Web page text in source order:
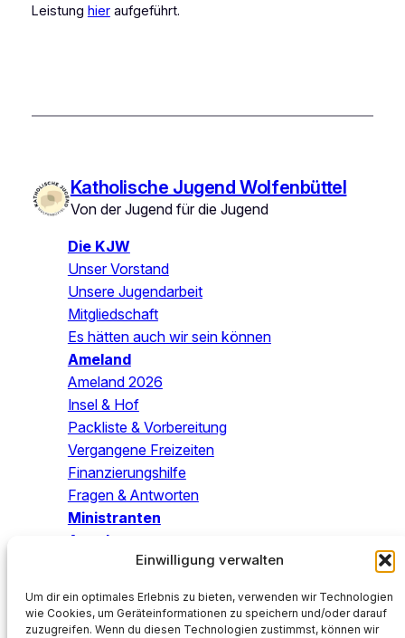
Einwilligung verwalten
Um dir ein optimales Erlebnis zu bieten, verwenden wir Technologien
wie Cookies, um Geräteinformationen zu speichern und/oder darauf
zuzugreifen. Wenn du diesen Technologien zustimmst, können wir
Leistung hieraufgeführt.
Katholische Jugend Wolfenbüttel
Von der Jugend für die Jugend
Die KJW
Unser Vorstand
Unsere Jugendarbeit
Mitgliedschaft
Es hätten auch wir sein können
Ameland
Ameland 2026
Insel & Hof
Packliste & Vorbereitung
Vergangene Freizeiten
Finanzierungshilfe
Fragen & Antworten
Ministranten
Angebo
Mach mit!
SPENDEN